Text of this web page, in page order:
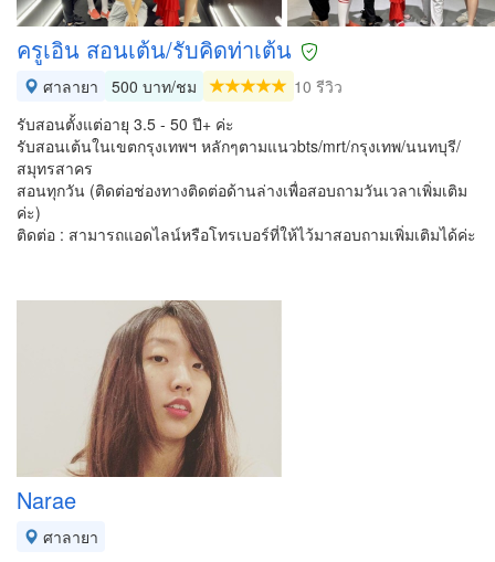
ครูเอิน สอนเต้น/รับคิดท่าเต้น
ศาลายา 500 บาท/ชม
10 รีวิว
รับสอนตั้งแต่อายุ 3.5 - 50 ปี+ ค่ะ
รับสอนเต้นในเขตกรุงเทพฯ หลักๆตามแนวbts/mrt/กรุงเทพ/นนทบุรี/
สมุทรสาคร
สอนทุกวัน (ติดต่อช่องทางติดต่อด้านล่างเพื่อสอบถามวันเวลาเพิ่มเติม
ค่ะ)
ติดต่อ : สามารถแอดไลน์หรือโทรเบอร์ที่ให้ไว้มาสอบถามเพิ่มเติมได้ค่ะ
Narae
ศาลายา